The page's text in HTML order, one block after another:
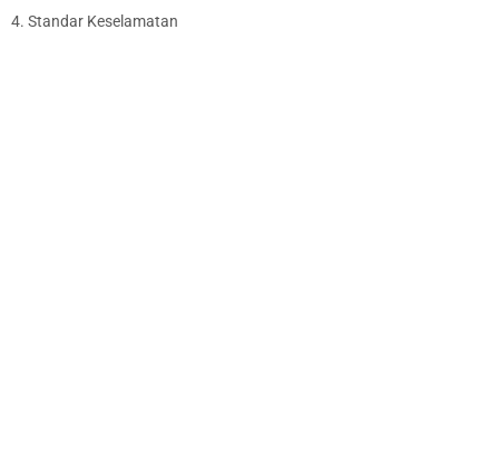
4. Standar Keselamatan